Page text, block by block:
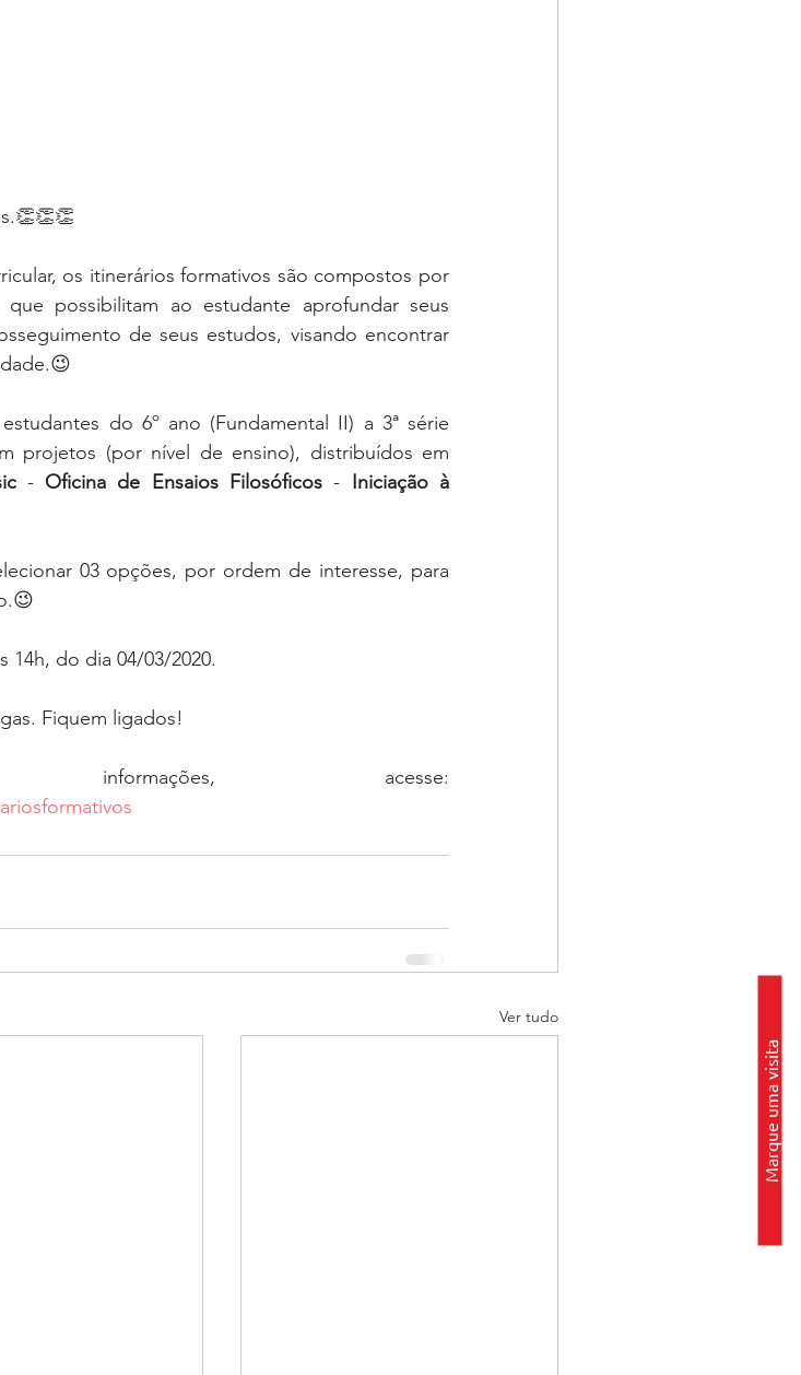
Marque uma visita
os itinerários formativos são compostos por
possibilitam ao estudante aprofundar seus
de seus estudos, visando encontrar
do 6º ano (Fundamental II) a 3ª série
projetos (por nível de ensino), distribuídos em
- Oficina de Ensaios Filosóficos - Iniciação à
03 opções, por ordem de interesse, para
14h, do dia 04/03/2020.
Fiquem ligados!
Ver tudo